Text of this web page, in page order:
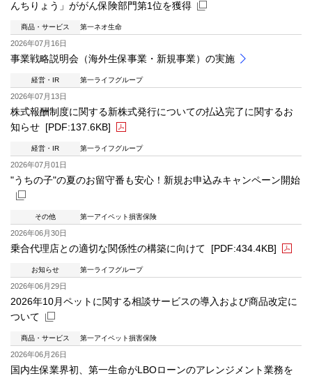
んちりょう」ががん保険部門第1位を獲得
商品・サービス 第一ネオ生命
新規ウィンドウを開きます
2026年07月16日
事業戦略説明会（海外生保事業・新規事業）の実施
経営・IR 第一ライフグループ
2026年07月13日
株式報酬制度に関する新株式発行についての払込完了に関するお
知らせ [PDF:137.6KB]
経営・IR 第一ライフグループ
PDFファイルが新規ウィンドウで開きます
2026年07月01日
"うちの子"の夏のお留守番も安心！新規お申込みキャンペーン開始
その他 第一アイペット損害保険
新規ウィンドウを開きます
2026年06月30日
乗合代理店との適切な関係性の構築に向けて [PDF:434.4KB]
お知らせ 第一ライフグループ
PDFファイルが新規ウィンドウで開きます
2026年06月29日
2026年10月ペットに関する相談サービスの導入および商品改定に
ついて
商品・サービス 第一アイペット損害保険
新規ウィンドウを開きます
2026年06月26日
国内生保業界初、第一生命がLBOローンのアレンジメント業務を